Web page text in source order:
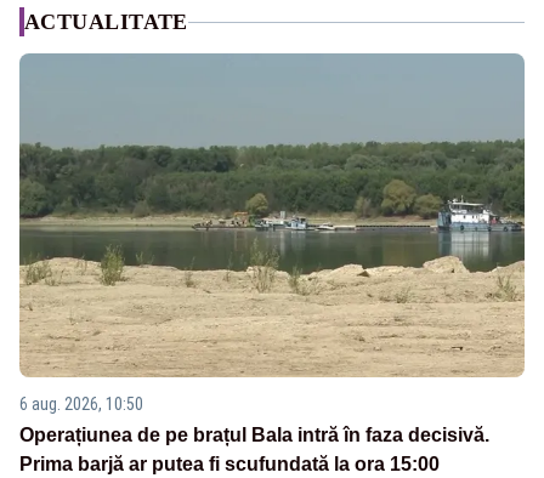
ACTUALITATE
6 aug. 2026, 10:50
Operațiunea de pe brațul Bala intră în faza decisivă.
Prima barjă ar putea fi scufundată la ora 15:00